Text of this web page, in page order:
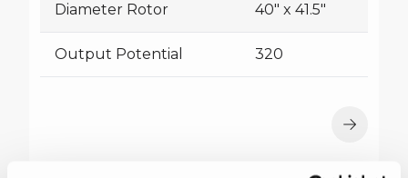
Diameter Rotor 40" x 41.5"
Output Potential 320